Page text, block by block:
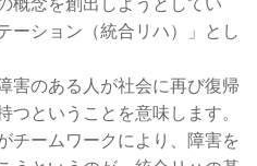
ーション（統合リハ）」とし
害のある人が社会に再び復帰
つということを意味します。
チームワークにより、障害を